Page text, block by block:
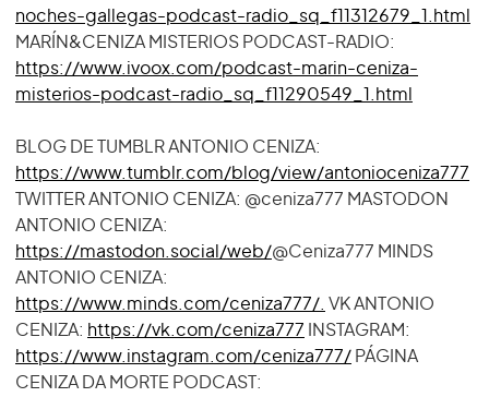
noches-gallegas-podcast-radio_sq_f11312679_1.html
MARÍN&CENIZA MISTERIOS PODCAST-RADIO:
https://www.ivoox.com/podcast-marin-ceniza-
misterios-podcast-radio_sq_f11290549_1.html
BLOG DE TUMBLR ANTONIO CENIZA:
https://www.tumblr.com/blog/view/antonioceniza777
TWITTER ANTONIO CENIZA: @ceniza777 MASTODON
ANTONIO CENIZA:
https://mastodon.social/web/@Ceniza777 MINDS
ANTONIO CENIZA:
https://www.minds.com/ceniza777/. VK ANTONIO
CENIZA: https://vk.com/ceniza777 INSTAGRAM:
https://www.instagram.com/ceniza777/ PÁGINA
CENIZA DA MORTE PODCAST: